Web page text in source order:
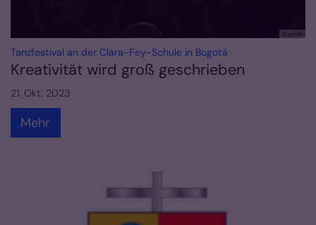
© privat
Tanzfestival an der Clara-Fey-Schule in Bogotá
Kreativität wird groß geschrieben
21. Okt. 2023
Mehr